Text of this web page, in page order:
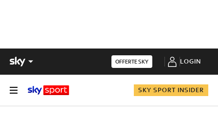
OFFERTE SKY LOGIN
SKY SPORT INSIDER